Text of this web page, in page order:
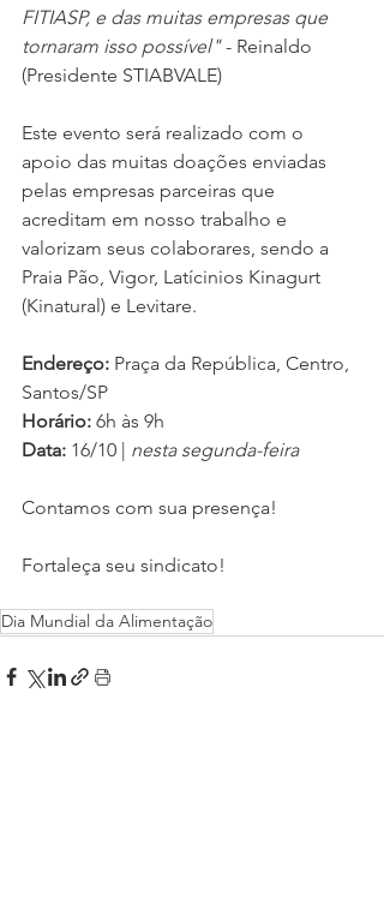
FITIASP, e das muitas empresas que
tornaram isso possível" - Reinaldo
(Presidente STIABVALE)
Este evento será realizado com o
apoio das muitas doações enviadas
pelas empresas parceiras que
acreditam em nosso trabalho e
valorizam seus colaborares, sendo a
Praia Pão, Vigor, Latícinios Kinagurt
(Kinatural) e Levitare.
Endereço: Praça da República, Centro,
Santos/SP
Horário: 6h às 9h
Data: 16/10 | nesta segunda-feira
Contamos com sua presença!
Fortaleça seu sindicato!
Dia Mundial da Alimentação